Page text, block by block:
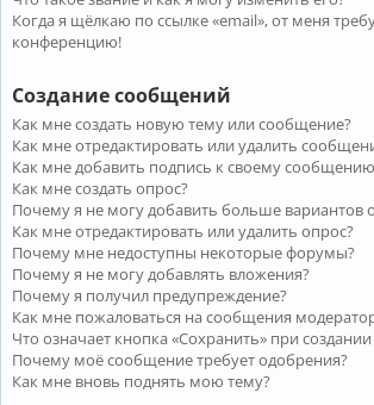
Когда я щёлкаю по ссылке «email», от меня
конференцию!
Создание сообщений
Как мне создать новую тему или сообщение?
Как мне отредактировать или удалить
Как мне добавить подпись к своему
Как мне создать опрос?
Почему я не могу добавить больше вариантов
Как мне отредактировать или удалить опрос?
Почему мне недоступны некоторые форумы?
Почему я не могу добавлять вложения?
Почему я получил предупреждение?
Как мне пожаловаться на сообщения
Что означает кнопка «Сохранить» при
Почему моё сообщение требует одобрения?
Как мне вновь поднять мою тему?